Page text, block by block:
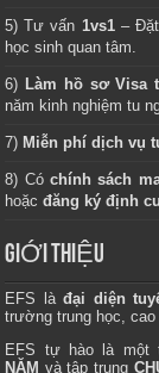
5) Tư vấn 1vs1– Đặt
học sinh quan tâm.
6) Làm hồ sơ Visa
năm kinh nghiệm tu
7) Miễn phí dịch vụ
8) Cóchính sách
hoặcđăng ký định
GIỚI THIỆU
EFS làđại diện
trường trung học,
EFS tự hào là một
NĂM và tập trung